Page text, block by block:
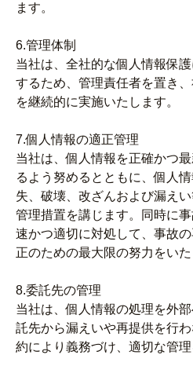
ます。
6.管理体制
当社は、全社的な個人情報保
するため、管理責任者を置き
を継続的に実施いたします。
7.個人情報の適正管理
当社は、個人情報を正確かつ
るよう努めるとともに、個人
失、破壊、改ざんおよび漏え
管理措置を講じます。同時に
速かつ適切に対処して、事故
正のための最大限の努力をいた
8.委託先の管理
当社は、個人情報の処理を外
託先から漏えいや再提供を行
約により義務づけ、適切な管理